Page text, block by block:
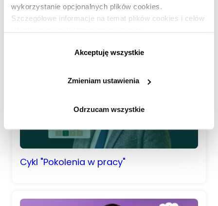
wykorzystanie opcjonalnych plików cookies.
Szczegółowe informacje na temat plików cookies i celów
Akceptuję wszystkie
Zmieniam ustawienia
Odrzucam wszystkie
Zarejestruj się bezpłatnie
Cykl "Pokolenia w pracy"